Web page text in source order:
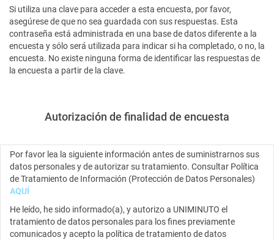
Si utiliza una clave para acceder a esta encuesta, por favor,
asegúrese de que no sea guardada con sus respuestas. Esta
contraseña está administrada en una base de datos diferente a la
encuesta y sólo será utilizada para indicar si ha completado, o no, la
encuesta. No existe ninguna forma de identificar las respuestas de
la encuesta a partir de la clave.
Autorización de finalidad de encuesta
Por favor lea la siguiente información antes de suministrarnos sus
datos personales y de autorizar su tratamiento. Consultar Política
de Tratamiento de Información (Protección de Datos Personales)
AQUÍ
He leído, he sido informado(a), y autorizo a UNIMINUTO el
tratamiento de datos personales para los fines previamente
comunicados y acepto la política de tratamiento de datos